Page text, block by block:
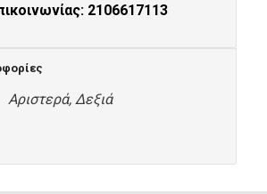
2106617113
Αριστερά, Δεξιά